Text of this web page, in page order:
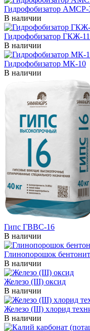
Гидрофобизатор АМСР-
В наличии
Гидрофобизатор ГКЖ-
В наличии
Гидрофобизатор МК-10
В наличии
Гипс ГВВС-16
В наличии
Глинопорошок
В наличии
Железо (III) оксид
В наличии
Железо (III) хлорид
В наличии